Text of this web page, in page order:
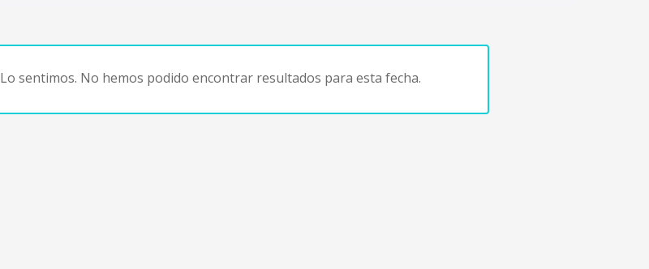
Lo sentimos. No hemos podido encontrar resultados para esta fecha.